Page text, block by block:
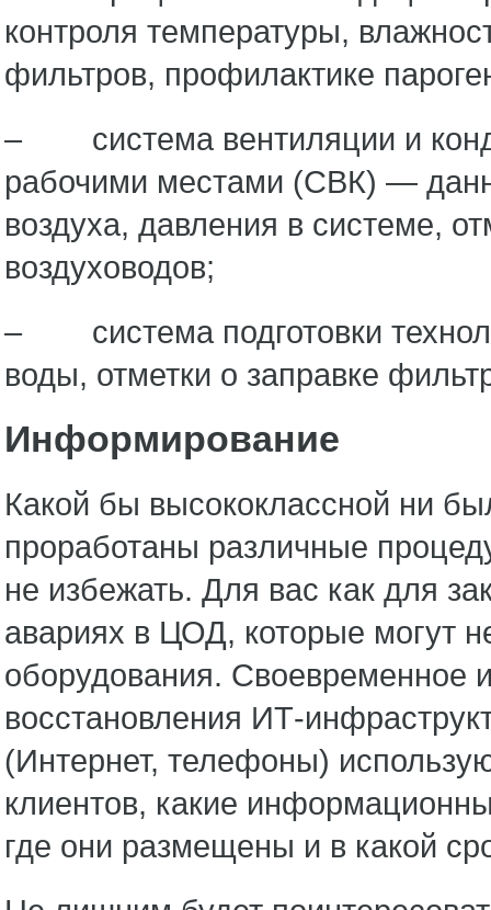
контроля температуры,
фильтров, профилактике
– система вентиляции и
рабочими местами (СВК) —
воздуха, давления в системе,
воздуховодов;
– система подготовки
воды, отметки о заправке
Информирование
Какой бы высококлассной ни
проработаны различные
не избежать. Для вас как для
авариях в ЦОД, которые могут
оборудования. Своевременное
восстановления ИТ-
(Интернет, телефоны)
клиентов, какие
где они размещены и в какой